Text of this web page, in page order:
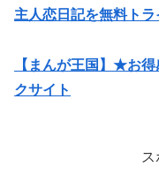
主人恋日記を無料ト
【まんが王国】★お
クサイト